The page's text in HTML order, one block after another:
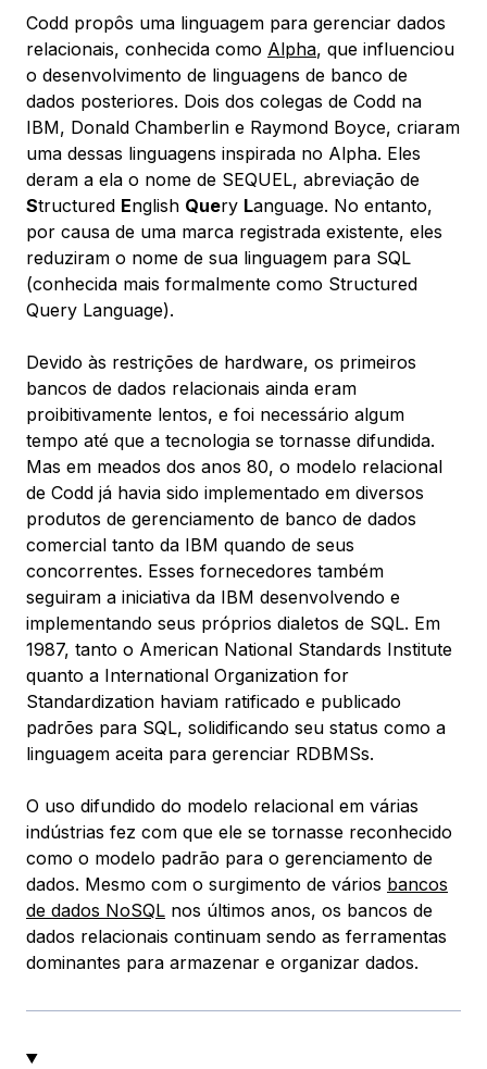
Codd propôs uma linguagem para gerenciar dados
relacionais, conhecida como Alpha, que influenciou
o desenvolvimento de linguagens de banco de
dados posteriores. Dois dos colegas de Codd na
IBM, Donald Chamberlin e Raymond Boyce, criaram
uma dessas linguagens inspirada no Alpha. Eles
deram a ela o nome de SEQUEL, abreviação de
Structured English Query Language. No entanto,
por causa de uma marca registrada existente, eles
reduziram o nome de sua linguagem para SQL
(conhecida mais formalmente como Structured
Query Language).
Devido às restrições de hardware, os primeiros
bancos de dados relacionais ainda eram
proibitivamente lentos, e foi necessário algum
tempo até que a tecnologia se tornasse difundida.
Mas em meados dos anos 80, o modelo relacional
de Codd já havia sido implementado em diversos
produtos de gerenciamento de banco de dados
comercial tanto da IBM quando de seus
concorrentes. Esses fornecedores também
seguiram a iniciativa da IBM desenvolvendo e
implementando seus próprios dialetos de SQL. Em
1987, tanto o American National Standards Institute
quanto a International Organization for
Standardization haviam ratificado e publicado
padrões para SQL, solidificando seu status como a
linguagem aceita para gerenciar RDBMSs.
O uso difundido do modelo relacional em várias
indústrias fez com que ele se tornasse reconhecido
como o modelo padrão para o gerenciamento de
dados. Mesmo com o surgimento de vários bancos
de dados NoSQL nos últimos anos, os bancos de
dados relacionais continuam sendo as ferramentas
dominantes para armazenar e organizar dados.